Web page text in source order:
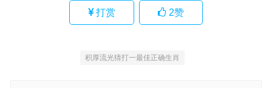
打赏 2赞
积厚流光猜打一最佳正确生肖